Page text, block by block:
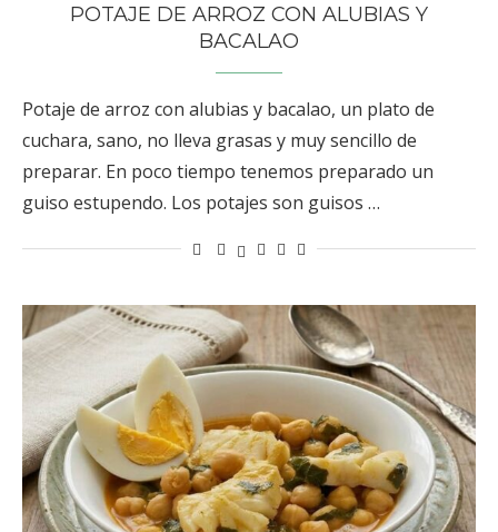
POTAJE DE ARROZ CON ALUBIAS Y
BACALAO
Potaje de arroz con alubias y bacalao, un plato de
cuchara, sano, no lleva grasas y muy sencillo de
preparar. En poco tiempo tenemos preparado un
guiso estupendo. Los potajes son guisos …